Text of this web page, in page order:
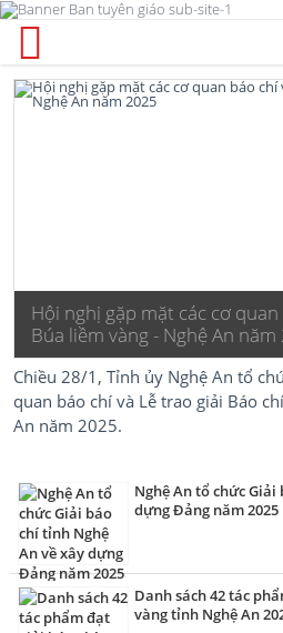
Hội nghị gặp mặt các cơ
Búa liềm vàng - Nghệ An
Chiều 28/1, Tỉnh ủy Nghệ An tổ
quan báo chí và Lễ trao giải Báo
An năm 2025.
Nghệ An tổ chức
dựng Đảng năm 2025
Danh sách 42 tác
vàng tỉnh Nghệ An